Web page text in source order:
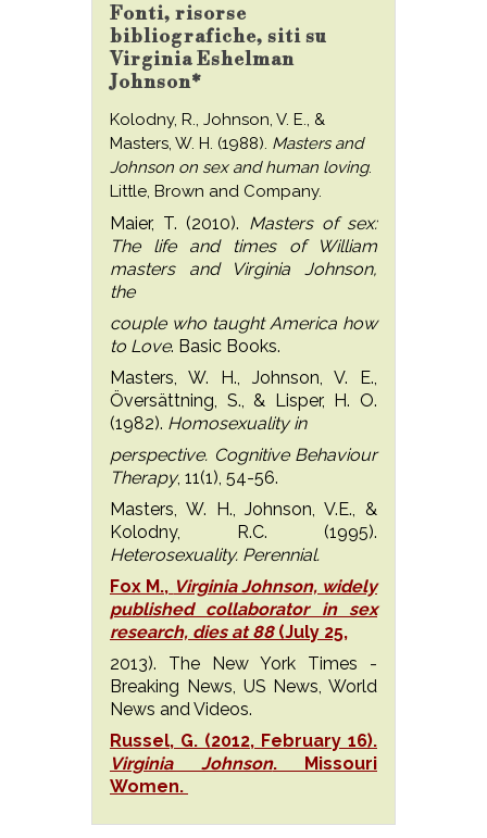
Fonti, risorse
bibliografiche, siti su
Virginia Eshelman
Johnson*
Kolodny, R., Johnson, V. E., &
Masters, W. H. (1988). Masters and
Johnson on sex and human loving.
Little, Brown and Company.
Maier, T. (2010). Masters of sex:
The life and times of William
masters and Virginia Johnson,
the
couple who taught America how
to Love. Basic Books.
Masters, W. H., Johnson, V. E.,
Översättning, S., & Lisper, H. O.
(1982). Homosexuality in
perspective. Cognitive Behaviour
Therapy, 11(1), 54-56.
Masters, W. H., Johnson, V.E., &
Kolodny, R.C. (1995).
Heterosexuality. Perennial.
Fox M., Virginia Johnson, widely
published collaborator in sex
research, dies at 88(July 25,
2013). The New York Times -
Breaking News, US News, World
News and Videos.
Russel, G. (2012, February 16).
Virginia Johnson. Missouri
Women.